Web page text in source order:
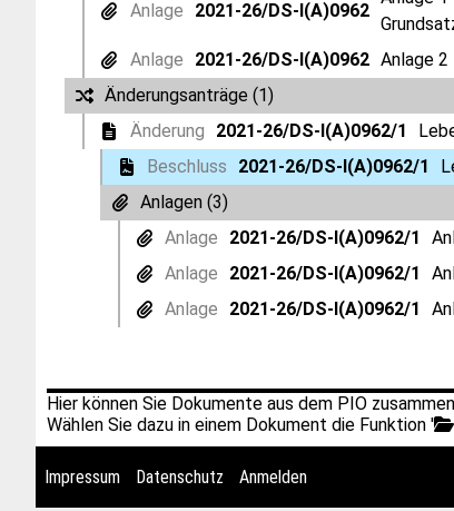
Anlage 2021-26/DS-I(A)0962
Anlage
2021-26/DS-I(A)0962 Anlage
Änderungsanträge (1)
Änderung
2021-26/DS-I(A)0962/1
Beschluss
2021-26/DS-I(A)0962/1
Anlagen (3)
Anlage
2021-26/DS-I(A)0962/1
Anlage
2021-26/DS-I(A)0962/1
Anlage
2021-26/DS-I(A)0962/1
Hier können Sie Dokumente aus dem PIO
Wählen Sie dazu in einem Dokument die Funktion '
Impressum Datenschutz Anmelden